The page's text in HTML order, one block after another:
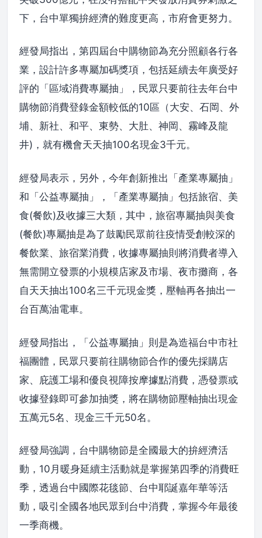
下，台中單獨拚經濟的難度更高，市府會更努力。
經發局指出，第四屆台中購物節為充分照顧各行各
業，設計許多專屬加碼獎項，包括延續去年廣受好
評的「區域消費專屬抽」，民眾只要前往去年台中
購物節消費登錄金額較低的10區（大安、石岡、外
埔、新社、和平、東勢、大肚、神岡、霧峰及龍
井)，就有機會天天抽100名現金3千元。
經發局表示，另外，今年創新推出「產業專屬抽」
和「公益專屬抽」，「產業專屬抽」包括旅宿、美
食(餐飲)及收據三大類，其中，旅宿專屬抽與美食
(餐飲)專屬抽是為了鼓勵民眾前往疫情受創較深的
餐飲業、旅宿業消費，收據專屬抽則將消費者導入
無需開立發票的小規模店家及市場、夜市攤商，各
自天天抽出100名三千元現金獎，壓軸再各抽出一
台百萬油電車。
經發局指出，「公益專屬抽」則是為造福台中市社
福團體，民眾只要前往購物節合作的優先採購店
家、庇護工場和優良視障按摩據點消費，憑發票或
收據登錄即可參加抽獎，將在購物節壓軸抽出現金
五萬元5名、現金三千元50名。
經發局強調，台中購物節是全國最大的拚經濟活
動，10月暖身延續主活動就是掌握第四季的消費旺
季，透過台中國際花毯節、台中耶誕嘉年華等活
動，吸引全國各地民眾到台中消費，掌握今年最後
一季商機。